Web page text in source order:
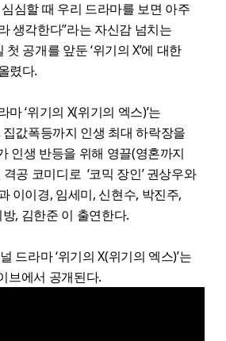
심할 때 우리 드라마를 보면 아주
생각한다”라는 자신감 넘치는
공개를 앞둔 ‘위기의 X’에 대한
렸다.
‘위기의 X(위기의 엑스)’는
값폭등까지 인생 최대 하락장을
인생 반등을 위해 영끌(영혼까지
공 코미디로 ‘코믹 장인’ 권상우와
이이경, 임세미, 신현수, 박진주,
, 김한준 이 출연한다.
드라마 ‘위기의 X(위기의 엑스)’는
브에서 공개된다.